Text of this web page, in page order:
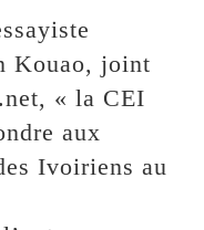
Kouao, joint
« la CEI
aux
Ivoiriens au